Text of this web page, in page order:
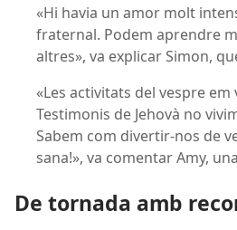
«Hi havia un amor molt
fraternal. Podem aprendre
altres», va explicar Simon,
«Les activitats del vespre
Testimonis de Jehovà no
Sabem com divertir-nos de
sana!», va comentar Amy,
De tornada amb